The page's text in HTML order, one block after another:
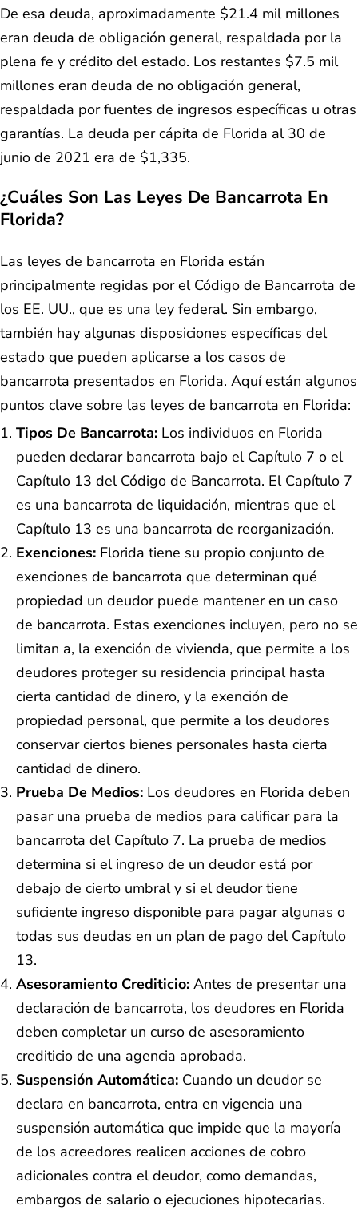
De esa deuda, aproximadamente $21.4 mil millones
eran deuda de obligación general, respaldada por la
plena fe y crédito del estado. Los restantes $7.5 mil
millones eran deuda de no obligación general,
respaldada por fuentes de ingresos específicas u otras
garantías. La deuda per cápita de Florida al 30 de
junio de 2021 era de $1,335.
¿Cuáles Son Las Leyes De Bancarrota En
Florida?
Las leyes de bancarrota en Florida están
principalmente regidas por el Código de Bancarrota de
los EE. UU., que es una ley federal. Sin embargo,
también hay algunas disposiciones específicas del
estado que pueden aplicarse a los casos de
bancarrota presentados en Florida. Aquí están algunos
puntos clave sobre las leyes de bancarrota en Florida:
Tipos De Bancarrota: Los individuos en Florida
pueden declarar bancarrota bajo el Capítulo 7 o el
Capítulo 13 del Código de Bancarrota. El Capítulo 7
es una bancarrota de liquidación, mientras que el
Capítulo 13 es una bancarrota de reorganización.
Exenciones: Florida tiene su propio conjunto de
exenciones de bancarrota que determinan qué
propiedad un deudor puede mantener en un caso
de bancarrota. Estas exenciones incluyen, pero no se
limitan a, la exención de vivienda, que permite a los
deudores proteger su residencia principal hasta
cierta cantidad de dinero, y la exención de
propiedad personal, que permite a los deudores
conservar ciertos bienes personales hasta cierta
cantidad de dinero.
Prueba De Medios: Los deudores en Florida deben
pasar una prueba de medios para calificar para la
bancarrota del Capítulo 7. La prueba de medios
determina si el ingreso de un deudor está por
debajo de cierto umbral y si el deudor tiene
suficiente ingreso disponible para pagar algunas o
todas sus deudas en un plan de pago del Capítulo
13.
Asesoramiento Crediticio: Antes de presentar una
declaración de bancarrota, los deudores en Florida
deben completar un curso de asesoramiento
crediticio de una agencia aprobada.
Suspensión Automática: Cuando un deudor se
declara en bancarrota, entra en vigencia una
suspensión automática que impide que la mayoría
de los acreedores realicen acciones de cobro
adicionales contra el deudor, como demandas,
embargos de salario o ejecuciones hipotecarias.